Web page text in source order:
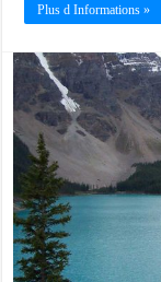
Plus d Informations »